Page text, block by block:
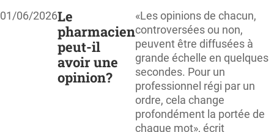
01/06/2026Le
pharmacien
peut-il
avoir une
opinion?
«Les opinions de chacun,
controversées ou non,
peuvent être diffusées à
grande échelle en quelques
secondes. Pour un
professionnel régi par un
ordre, cela change
profondément la portée de
chaque mot», écrit